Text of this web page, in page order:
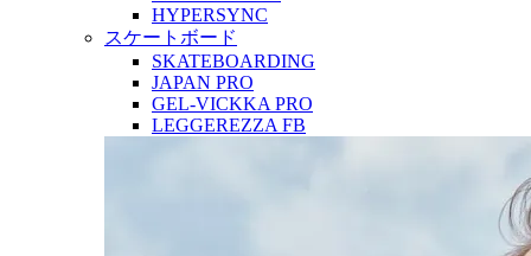
HYPERSYNC
スケートボード
SKATEBOARDING
JAPAN PRO
GEL-VICKKA PRO
LEGGEREZZA FB